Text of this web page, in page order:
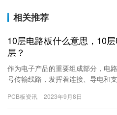
相关推荐
10层电路板什么意思，10
层？
作为电子产品的重要组成部分，电
号传输线路，发挥着连接、导电和
比于传…
PCB板资讯 2023年9月8日